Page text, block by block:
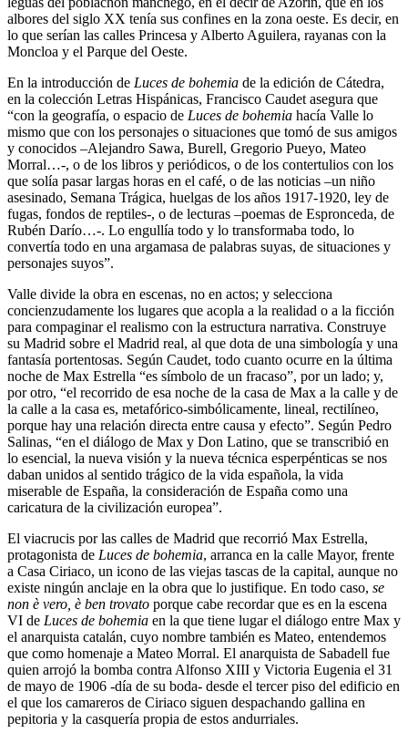
albores del siglo XX tenía sus confines en la zona oeste. Es decir, en
lo que serían las calles Princesa y Alberto Aguilera, rayanas con la
Moncloa y el Parque del Oeste.
En la introducción de Luces de bohemia de la edición de Cátedra,
en la colección Letras Hispánicas, Francisco Caudet asegura que
“con la geografía, o espacio de Luces de bohemia hacía Valle lo
mismo que con los personajes o situaciones que tomó de sus amigos
y conocidos –Alejandro Sawa, Burell, Gregorio Pueyo, Mateo
Morral…-, o de los libros y periódicos, o de los contertulios con los
que solía pasar largas horas en el café, o de las noticias –un niño
asesinado, Semana Trágica, huelgas de los años 1917-1920, ley de
fugas, fondos de reptiles-, o de lecturas –poemas de Espronceda, de
Rubén Darío…-. Lo engullía todo y lo transformaba todo, lo
convertía todo en una argamasa de palabras suyas, de situaciones y
personajes suyos”.
Valle divide la obra en escenas, no en actos; y selecciona
concienzudamente los lugares que acopla a la realidad o a la ficción
para compaginar el realismo con la estructura narrativa. Construye
su Madrid sobre el Madrid real, al que dota de una simbología y una
fantasía portentosas. Según Caudet, todo cuanto ocurre en la última
noche de Max Estrella “es símbolo de un fracaso”, por un lado; y,
por otro, “el recorrido de esa noche de la casa de Max a la calle y de
la calle a la casa es, metafórico-simbólicamente, lineal, rectilíneo,
porque hay una relación directa entre causa y efecto”. Según Pedro
Salinas, “en el diálogo de Max y Don Latino, que se transcribió en
lo esencial, la nueva visión y la nueva técnica esperpénticas se nos
daban unidos al sentido trágico de la vida española, la vida
miserable de España, la consideración de España como una
caricatura de la civilización europea”.
El viacrucis por las calles de Madrid que recorrió Max Estrella,
protagonista de Luces de bohemia, arranca en la calle Mayor, frente
a Casa Ciriaco, un icono de las viejas tascas de la capital, aunque no
existe ningún anclaje en la obra que lo justifique. En todo caso, se
non è vero, è ben trovato porque cabe recordar que es en la escena
VI de Luces de bohemia en la que tiene lugar el diálogo entre Max y
el anarquista catalán, cuyo nombre también es Mateo, entendemos
que como homenaje a Mateo Morral. El anarquista de Sabadell fue
quien arrojó la bomba contra Alfonso XIII y Victoria Eugenia el 31
de mayo de 1906 -día de su boda- desde el tercer piso del edificio en
el que los camareros de Ciriaco siguen despachando gallina en
pepitoria y la casquería propia de estos andurriales.